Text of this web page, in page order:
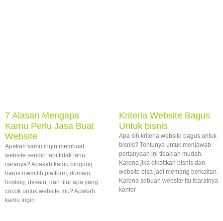
7 Alasan Mengapa
Kamu Perlu Jasa Buat
Website
Apakah kamu ingin membuat
website sendiri tapi tidak tahu
caranya? Apakah kamu bingung
harus memilih platform, domain,
hosting, desain, dan fitur apa yang
cocok untuk website mu? Apakah
kamu ingin
Kriteria Website Bagus
Untuk bisnis
Apa sih kriteria website bagus untuk
bisnis? Tentunya untuk menjawab
pertanyaan ini tidaklah mudah.
Karena jika dikaitkan bisnis dan
website bisa jadi memang berkaitan.
Karena sebuah website itu ibaratnya
kantor